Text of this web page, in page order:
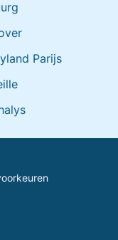
Parijs